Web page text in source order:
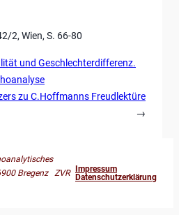
2, Wien, S. 66-80
und Geschlechterdifferenz.
zu C.Hoffmanns Freudlektüre
→
Bregenz ZVR
Impressum
Datenschutzerklärung